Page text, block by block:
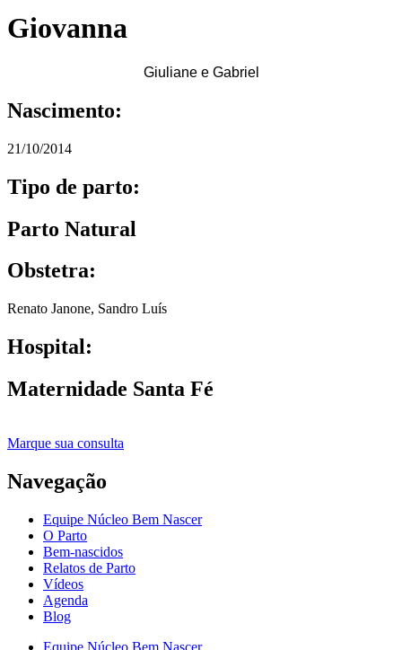
Giovanna
Giuliane e Gabriel
Nascimento:
21/10/2014
Tipo de parto:
Parto Natural
Obstetra:
Renato Janone, Sandro Luís
Hospital:
Maternidade Santa Fé
Marque sua consulta
Navegação
Equipe Núcleo Bem Nascer
O Parto
Bem-nascidos
Relatos de Parto
Vídeos
Agenda
Blog
Equipe Núcleo Bem Nascer